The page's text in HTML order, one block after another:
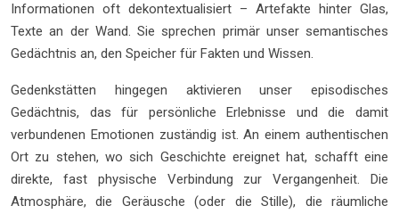
Informationen oft dekontextualisiert – Artefakte hinter Glas,
Texte an der Wand. Sie sprechen primär unser semantisches
Gedächtnis an, den Speicher für Fakten und Wissen.
Gedenkstätten hingegen aktivieren unser episodisches
Gedächtnis, das für persönliche Erlebnisse und die damit
verbundenen Emotionen zuständig ist. An einem authentischen
Ort zu stehen, wo sich Geschichte ereignet hat, schafft eine
direkte, fast physische Verbindung zur Vergangenheit. Die
Atmosphäre, die Geräusche (oder die Stille), die räumliche